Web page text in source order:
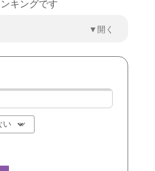
キングです
▼開く